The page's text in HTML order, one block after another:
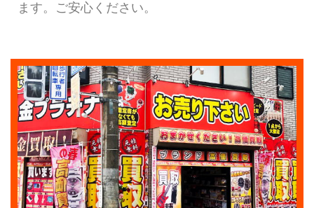
ます。ご安心ください。